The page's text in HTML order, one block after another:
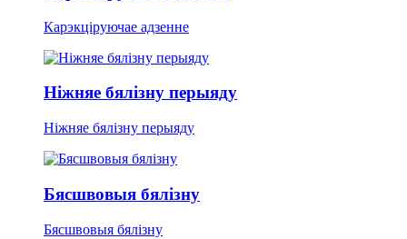
Карэкціруючае адзенне
Ніжняе бялізну перыяду
Ніжняе бялізну перыяду
Бясшвовыя бялізну
Бясшвовыя бялізну